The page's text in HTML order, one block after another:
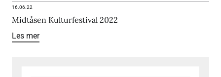
16.06.22
Midtåsen Kulturfestival 2022
Les mer